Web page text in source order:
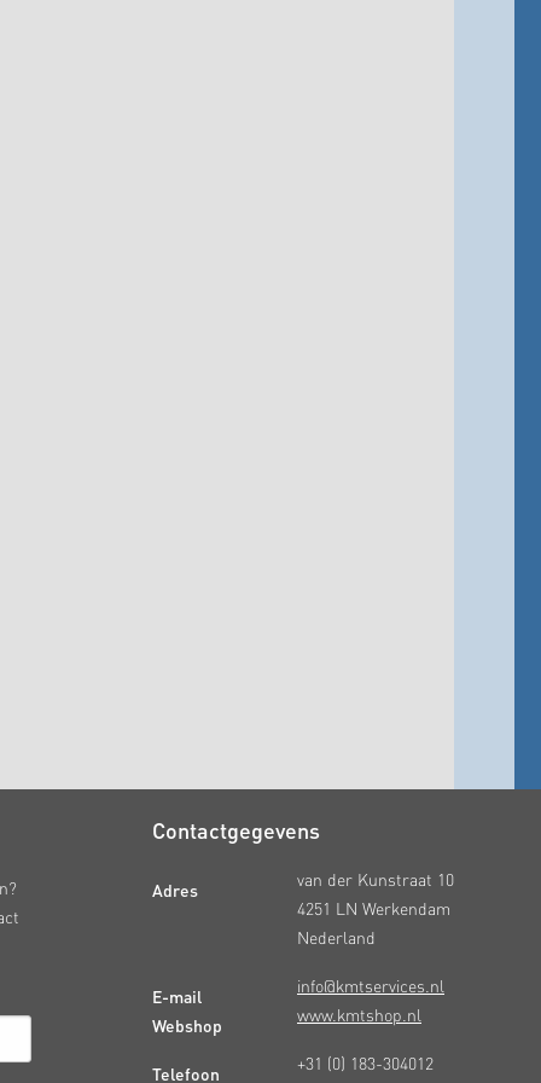
Contactgegevens
Adres
E-mail
Webshop
Telefoon
van der Kunstraat 10
4251 LN Werkendam
Nederland
info@kmtservices.nl
www.kmtshop.nl
+31 (0) 183-304012